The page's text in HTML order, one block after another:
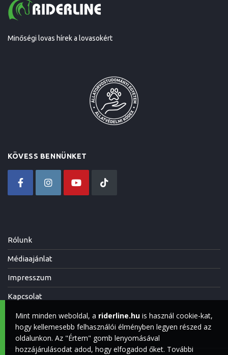
Minőségi lovas hírek a lovasokért
KÖVESS BENNÜNKET
Rólunk
Médiaajánlat
Impresszum
Kapcsolat
Mint minden weboldal, a riderline.hu is használ cookie-kat,
hogy kellemesebb felhasználói élményben legyen részed az
oldalunkon. Az "Értem" gomb lenyomásával
hozzájárulásodat adod, hogy elfogadod őket. További